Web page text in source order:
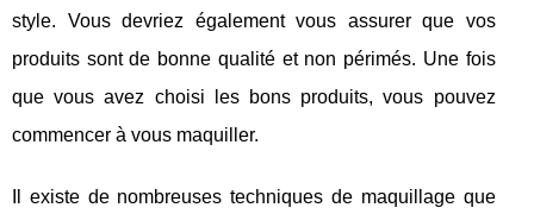
style. Vous devriez également vous assurer que vos
produits sont de bonne qualité et non périmés. Une fois
que vous avez choisi les bons produits, vous pouvez
commencer à vous maquiller.
Il existe de nombreuses techniques de maquillage que